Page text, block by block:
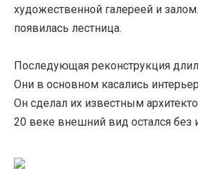
художественной галереей и
появилась лестница.
Последующая реконструкция
Они в основном касались
Он сделал их известным
20 веке внешний вид остался без